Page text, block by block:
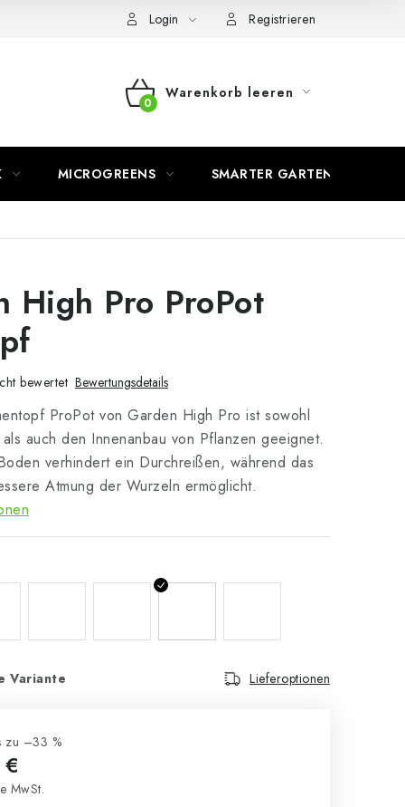
Login Registrieren
WARENKORB
Warenkorb leeren
MICROGREENS SMARTER GARTEN
High Pro ProPot
bewertet Bewertungsdetails
ProPot von Garden High Pro ist sowohl
auch den Innenanbau von Pflanzen geeignet.
verhindert ein Durchreißen, während das
Atmung der Wurzeln ermöglicht.
Variante Lieferoptionen
zu –33 %
MwSt.